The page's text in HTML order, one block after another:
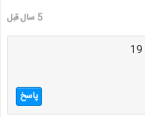
5 سال قبل
پاسخ